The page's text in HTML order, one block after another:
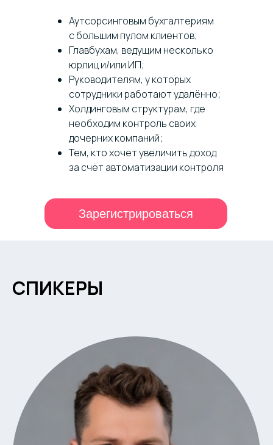
Зарегистрироваться
Аутсорсинговым бухгалтериям
с большим пулом клиентов;
Главбухам, ведущим несколько
юрлиц и/или ИП;
Руководителям, у которых
сотрудники работают удалённо;
Холдинговым структурам, где
необходим контроль своих
дочерних компаний;
Тем, кто хочет увеличить доход
за счёт автоматизации контроля
СПИКЕРЫ